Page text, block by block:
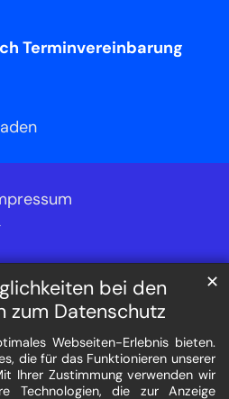
bei den
zum Datenschutz
Webseiten-Erlebnis bieten.
die für das Funktionieren unserer
Ihrer Zustimmung verwenden wir
Technologien, die zur Anzeige
✕
Terminvereinbarung